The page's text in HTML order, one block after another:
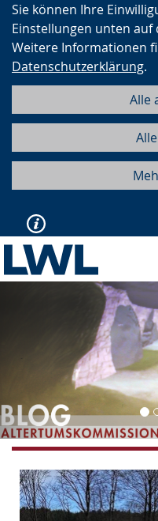
Sie können Ihre
Einstellungen unten auf
Weitere Informationen
Datenschutzerklärung.
Alle
Vorherige